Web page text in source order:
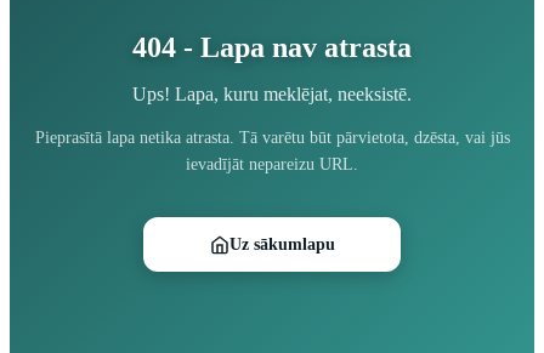
404 - Lapa nav atrasta
Ups! Lapa, kuru meklējat, neeksistē.
Pieprasītā lapa netika atrasta. Tā varētu būt pārvietota, dzēsta, vai jūs
ievadījāt nepareizu URL.
Uz sākumlapu